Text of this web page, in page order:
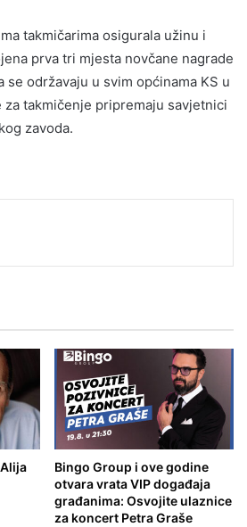
takmičarima osigurala užinu i
prva tri mjesta novčane nagrade
se održavaju u svim općinama KS u
za takmičenje pripremaju savjetnici
zavoda.
Bingo Group i ove godine
otvara vrata VIP događaja
građanima: Osvojite ulaznice
za koncert Petra Graše